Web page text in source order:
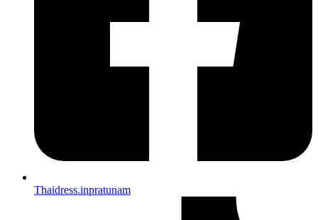
Thaidress.inpratunam